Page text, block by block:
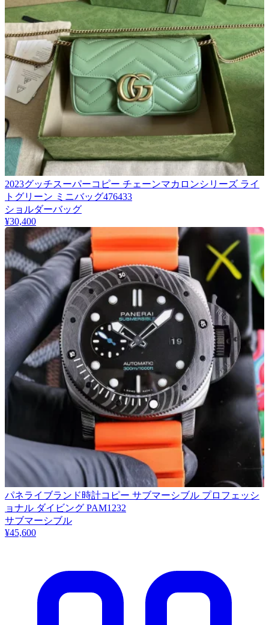
2023グッチスーパーコピー チェーンマカロンシリーズ ライ
トグリーン ミニバッグ476433
ショルダーバッグ
¥30,400
パネライブランド時計コピー サブマーシブル プロフェッシ
ョナル ダイビング PAM1232
サブマーシブル
¥45,600